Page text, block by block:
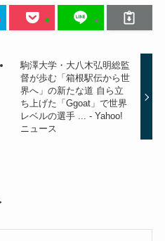
駒澤大学・大八木弘明総監
督が歩む「箱根駅伝から世
界へ」の新たな道 自ら立
ち上げた「Ggoat」で世界
レベルの選手 ... - Yahoo!
ニュース